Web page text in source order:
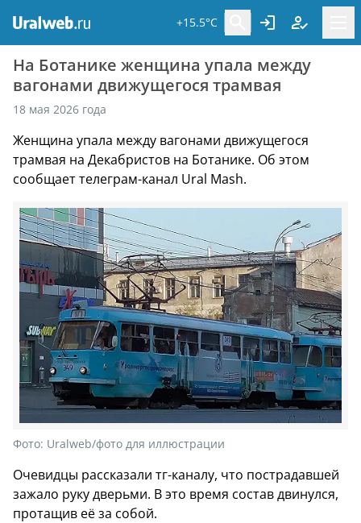
+15.5°C
На Ботанике женщина упала между
вагонами движущегося трамвая
18 мая 2026 года
Женщина упала между вагонами движущегося
трамвая на Декабристов на Ботанике. Об этом
сообщает телеграм-канал Ural Mash.
Фото: Uralweb/фото для иллюстрации
Очевидцы рассказали тг-каналу, что пострадавшей
зажало руку дверьми. В это время состав двинулся,
протащив её за собой.